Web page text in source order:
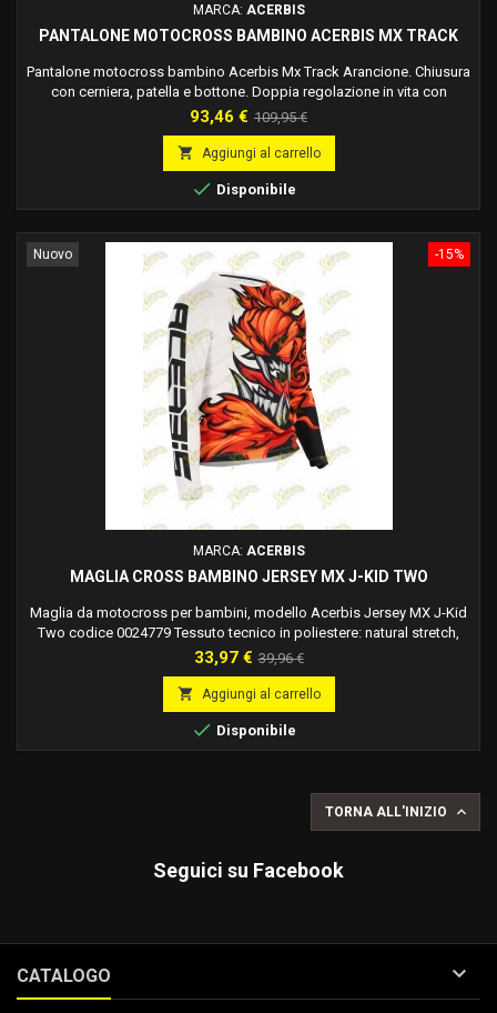
MARCA: ACERBIS
PANTALONE MOTOCROSS BAMBINO ACERBIS MX TRACK
Pantalone motocross bambino Acerbis Mx Track Arancione. Chiusura
con cerniera, patella e bottone. Doppia regolazione in vita con
fettuccia e velcro. Rinforzo in Cordura® interno ginocchio su
entrambi i lati. Rinforzo in foam sul ginocchio. Poliestere ad alta
densità nella zona di contatto con la sella per garantire maggiore
grip, comfort e resistenza....
Prezzo
93,46 € Prezzo
base
109,95 €
 Aggiungi al carrello
 Disponibile
-15%
Nuovo
MARCA: ACERBIS
MAGLIA CROSS BAMBINO JERSEY MX J-KID TWO
Maglia da motocross per bambini, modello Acerbis Jersey MX J-Kid
Two codice 0024779 Tessuto tecnico in poliestere: natural stretch,
morbido, comfortevole, traspirante. Asciugatura veloce Vestibilità
slim per indossare il capo sia con , sia senza le protezioni Peso
140gr
Prezzo
33,97 € Prezzo
base
39,96 €
 Aggiungi al carrello
 Disponibile
TORNA ALL'INIZIO 
Seguici su Facebook
CATALOGO 